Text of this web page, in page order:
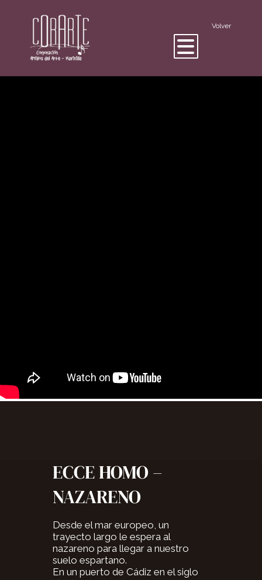
Volver
ECCE HOMO –
NAZARENO
Desde el mar europeo, un
trayecto largo le espera al
nazareno para llegar a nuestro
suelo espartano.
En un puerto de Cádiz en el siglo